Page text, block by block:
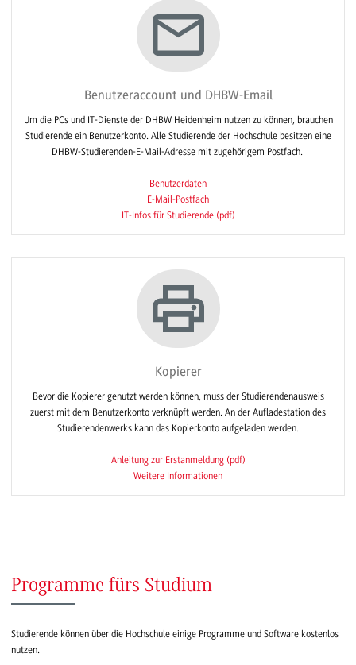
Benutzeraccount und DHBW-Email
Um die PCs und IT-Dienste der DHBW Heidenheim nutzen zu können, brauchen
Studierende ein Benutzerkonto. Alle Studierende der Hochschule besitzen eine
DHBW-Studierenden-E-Mail-Adresse mit zugehörigem Postfach.
Benutzerdaten
E-Mail-Postfach
IT-Infos für Studierende (pdf)
Kopierer
Bevor die Kopierer genutzt werden können, muss der Studierendenausweis
zuerst mit dem Benutzerkonto verknüpft werden. An der Aufladestation des
Studierendenwerks kann das Kopierkonto aufgeladen werden.
Anleitung zur Erstanmeldung (pdf)
Weitere Informationen
Programme fürs Studium
Studierende können über die Hochschule einige Programme und Software kostenlos
nutzen.